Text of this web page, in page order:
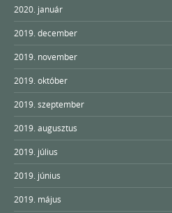
2020. január
2019. december
2019. november
2019. október
2019. szeptember
2019. augusztus
2019. július
2019. június
2019. május